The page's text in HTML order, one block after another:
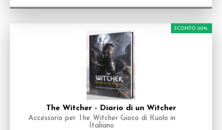
The Witcher - Diario di un Witcher
Accessorio per The Witcher Gioco di Ruolo in
Italiano
SCONTO 20%